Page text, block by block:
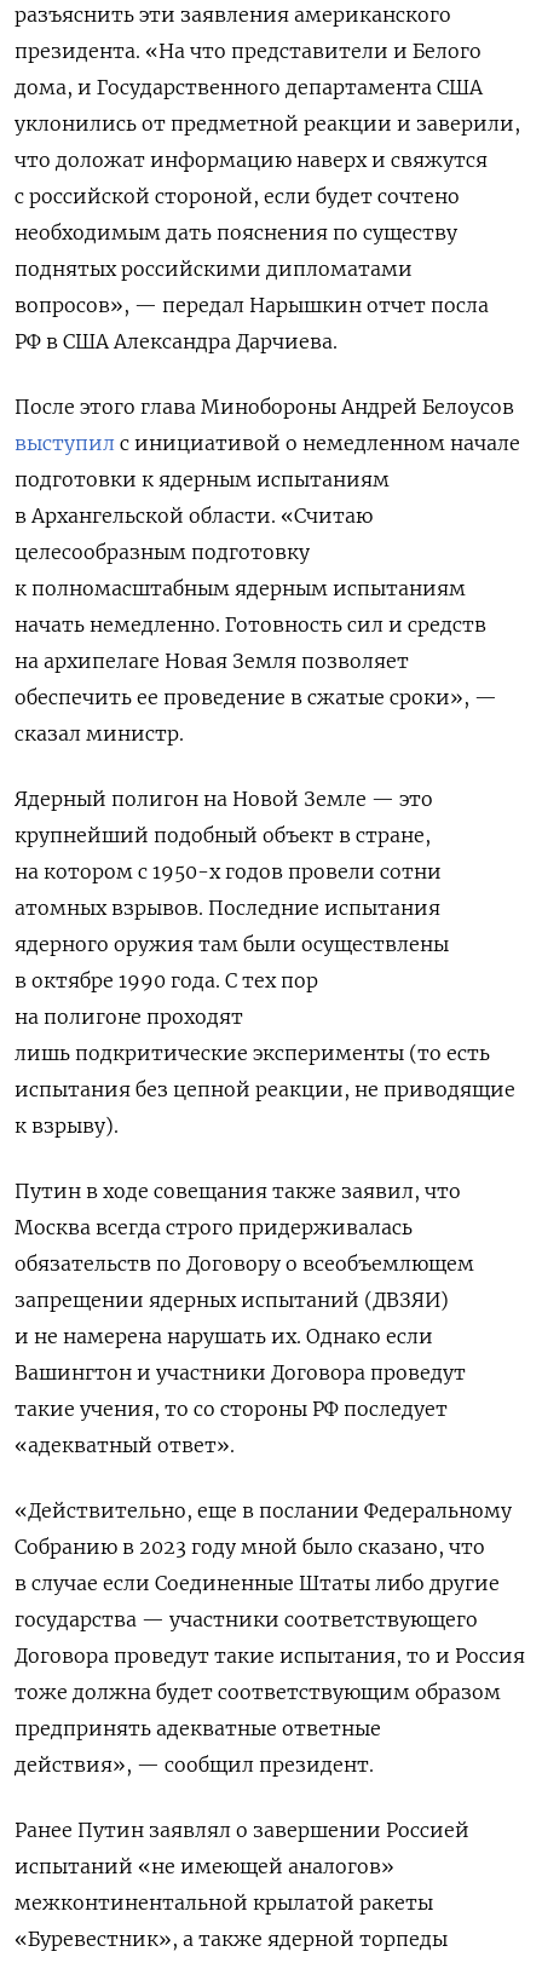
разъяснить эти заявления американского
президента. «На что представители и Белого
дома, и Государственного департамента США
уклонились от предметной реакции и заверили,
что доложат информацию наверх и свяжутся
с российской стороной, если будет сочтено
необходимым дать пояснения по существу
поднятых российскими дипломатами
вопросов», — передал Нарышкин отчет посла
РФ в США Александра Дарчиева.
После этого глава Минобороны Андрей Белоусов
выступил с инициативой о немедленном начале
подготовки к ядерным испытаниям
в Архангельской области. «Считаю
целесообразным подготовку
к полномасштабным ядерным испытаниям
начать немедленно. Готовность сил и средств
на архипелаге Новая Земля позволяет
обеспечить ее проведение в сжатые сроки», —
сказал министр.
Ядерный полигон на Новой Земле — это
крупнейший подобный объект в стране,
на котором с 1950-х годов провели сотни
атомных взрывов. Последние испытания
ядерного оружия там были осуществлены
в октябре 1990 года. С тех пор
на полигоне проходят
лишь подкритические эксперименты (то есть
испытания без цепной реакции, не приводящие
к взрыву).
Путин в ходе совещания также заявил, что
Москва всегда строго придерживалась
обязательств по Договору о всеобъемлющем
запрещении ядерных испытаний (ДВЗЯИ)
и не намерена нарушать их. Однако если
Вашингтон и участники Договора проведут
такие учения, то со стороны РФ последует
«адекватный ответ».
«Действительно, еще в послании Федеральному
Собранию в 2023 году мной было сказано, что
в случае если Соединенные Штаты либо другие
государства — участники соответствующего
Договора проведут такие испытания, то и Россия
тоже должна будет соответствующим образом
предпринять адекватные ответные
действия», — сообщил президент.
Ранее Путин заявлял о завершении Россией
испытаний «не имеющей аналогов»
межконтинентальной крылатой ракеты
«Буревестник», а также ядерной торпеды